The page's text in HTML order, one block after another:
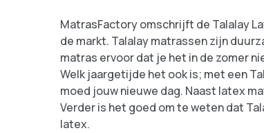
MatrasFactory omschrijft de Talalay
de markt. Talalay matrassen zijn
matras ervoor dat je het in de zomer
Welk jaargetijde het ook is; met een
moed jouw nieuwe dag. Naast latex
Verder is het goed om te weten dat
latex.